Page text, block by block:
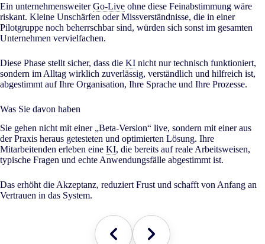
Ein unternehmensweiterGo-Live ohne diese Feinabstimmung wäre
riskant. Kleine Unschärfen oder Missverständnisse, die in einer
Pilotgruppe noch beherrschbar sind, würden sich sonst im gesamten
Unternehmen vervielfachen.
Diese Phase stellt sicher, dass die KI nicht nur technisch funktioniert,
sondern im Alltag wirklich zuverlässig, verständlich und hilfreich ist,
abgestimmt auf Ihre Organisation, Ihre Sprache und Ihre Prozesse.
Was Sie davon haben
Sie gehen nicht mit einer „Beta-Version“ live, sondern mit einer aus
der Praxis heraus getesteten und optimierten Lösung. Ihre
Mitarbeitenden erleben eine KI, die bereits auf reale Arbeitsweisen,
typische Fragen und echte Anwendungsfälle abgestimmt ist.
Das erhöht die Akzeptanz, reduziert Frust und schafft von Anfang an
Vertrauen in das System.